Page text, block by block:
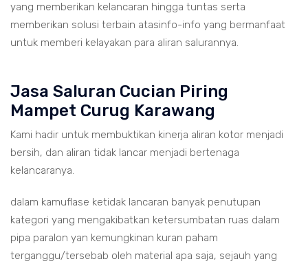
yang memberikan kelancaran hingga tuntas serta
memberikan solusi terbain atasinfo-info yang bermanfaat
untuk memberi kelayakan para aliran salurannya.
Jasa Saluran Cucian Piring
Mampet Curug Karawang
Kami hadir untuk membuktikan kinerja aliran kotor menjadi
bersih, dan aliran tidak lancar menjadi bertenaga
kelancaranya.
dalam kamuflase ketidak lancaran banyak penutupan
kategori yang mengakibatkan ketersumbatan ruas dalam
pipa paralon yan kemungkinan kuran paham
terganggu/tersebab oleh material apa saja, sejauh yang